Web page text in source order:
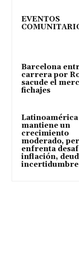
EVENTOS
Barcelona
carrera por
sacude el
fichajes
Latinoamérica
mantiene un
crecimiento
moderado,
enfrenta
inflación,